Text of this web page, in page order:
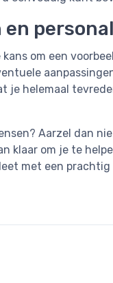
om een
je helemaal
Aarzel dan
klaar om je te
met een